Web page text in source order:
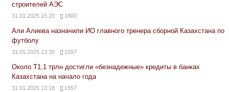
строителей АЭС
31.01.2025 15:20 1800
Али Алиева назначили ИО главного тренера сборной Казахстана по
футболу
31.01.2025 13:30 1597
Около Т1,1 трлн достигли «безнадежные» кредиты в банках
Казахстана на начало года
31.01.2025 13:18 1557